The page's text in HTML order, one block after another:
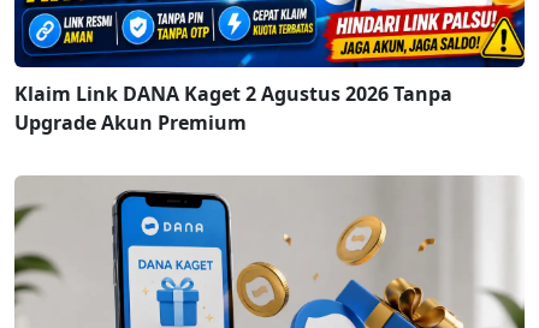
Klaim Link DANA Kaget 2 Agustus 2026 Tanpa
Upgrade Akun Premium